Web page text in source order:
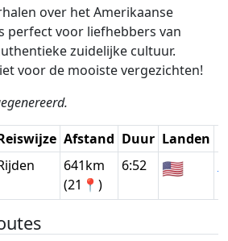
over het Amerikaanse
perfect voor liefhebbers van
zuidelijke cultuur.
voor de mooiste vergezichten!
Afstand Duur Landen
641km
(21📍)
6:52 🇺🇸